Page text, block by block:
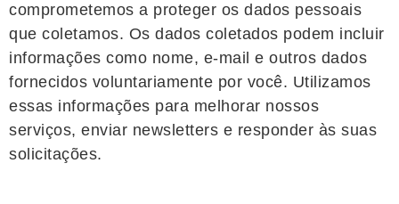
comprometemos a proteger os dados pessoais
que coletamos. Os dados coletados podem incluir
informações como nome, e-mail e outros dados
fornecidos voluntariamente por você. Utilizamos
essas informações para melhorar nossos
serviços, enviar newsletters e responder às suas
solicitações.